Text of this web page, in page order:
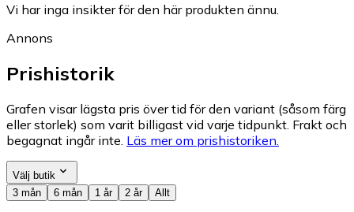
Vi har inga insikter för den här produkten ännu.
Annons
Prishistorik
Grafen visar lägsta pris över tid för den variant (såsom färg
eller storlek) som varit billigast vid varje tidpunkt. Frakt och
begagnat ingår inte. Läs mer om prishistoriken.
Välj butik
3 mån
6 mån 1 år 2 år Allt